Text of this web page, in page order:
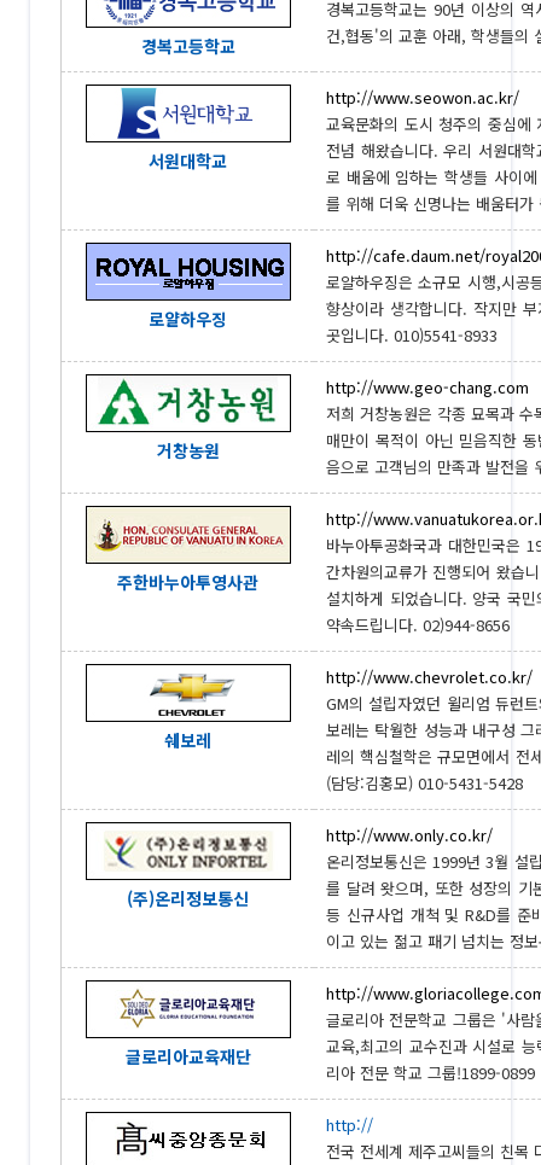
경복고등학교
경복고등학교는 90년 이상의
건,협동'의 교훈 아래, 학생들의
서원대학교
http://www.seowon.ac.kr/
교육문화의 도시 청주의 중심
전념 해왔습니다. 우리 서원대
로 배움에 임하는 학생들 사이
를 위해 더욱 신명나는 배움터
로얄하우징
http://cafe.daum.net/
로얄하우징은 소규모 시행,시공
향상이라 생각합니다. 작지만
곳입니다. 010)5541-8933
거창농원
http://www.geo-chang.com
저희 거창농원은 각종 묘목과
매만이 목적이 아닌 믿음직한
음으로 고객님의 만족과 발전을
주한바누아투영사관
http://
바누아투공화국과 대한민국은
간차원의교류가 진행되어 왔습
설치하게 되었습니다. 양국 국
약속드립니다. 02)944-8656
쉐보레
http://www.chevrolet.co.kr/
GM의 설립자였던 윌리엄 듀런
보레는 탁월한 성능과 내구성
레의 핵심철학은 규모면에서 전
(담당:김홍모) 010-5431-5428
(주)온리정보통신
http://www.only.co.kr/
온리정보통신은 1999년 3월 설
를 달려 왓으며, 또한 성장의 기
등 신규사업 개척 및 R&D를 준
이고 있는 젊고 패기 넘치는 정
글로리아교육재단
http://
글로리아 전문학교 그룹은 '사
교육,최고의 교수진과 시설로
리아 전문 학교 그룹!1899-0899
http://
전국 전세계 제주고씨들의 친목